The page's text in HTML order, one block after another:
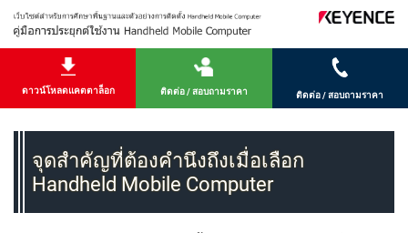
ดาวน์โหลดแคตตาล็อก ติดต่อ / สอบถามราคา ติดต่อ / สอบถามราคา
จุดสำคัญที่ต้องคำนึงถึงเมื่อเลือก
Handheld Mobile Computer